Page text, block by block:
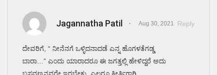
Jagannatha Patil Aug 30, 2021 Reply
ದೇವರಿಗೆ, “ ನೀನೆನಗೆ ಒಳ್ಳಿದನಾದಡೆ ಎನ್ನ ಹೊಗಳತೆಗಡ್ಡ
ಬಾರಾ…” ಎಂದು ಯಾರಾದರೂ ಈ ಜಗತ್ತಲ್ಲಿ ಹೇಳಿದ್ದರೆ ಅದು